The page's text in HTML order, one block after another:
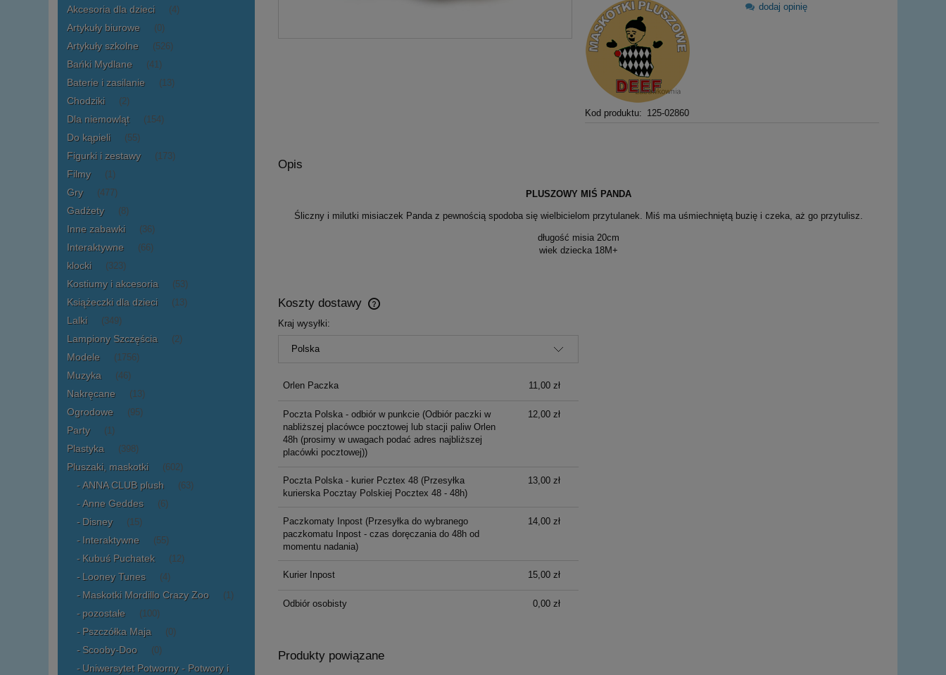
Akcesoria dla dzieci (4)
Artykuły biurowe (0)
Artykuły szkolne (526)
Bańki Mydlane (41)
Baterie i zasilanie (13)
Chodziki (2)
Dla niemowląt (154)
Do kąpieli (55)
Figurki i zestawy (173)
Filmy (1)
Gry (477)
Gadżety (8)
Inne zabawki (36)
Interaktywne (66)
klocki (323)
Kostiumy i akcesoria (53)
Książeczki dla dzieci (13)
Lalki (349)
Lampiony Szczęścia (2)
Modele (1756)
Muzyka (46)
Nakręcane (13)
Ogrodowe (95)
Party (1)
Plastyka (398)
Pluszaki, maskotki (602)
ANNA CLUB plush (63)
Anne Geddes (6)
Disney (15)
Interaktywne (55)
Kubuś Puchatek (12)
Looney Tunes (4)
Maskotki Mordillo Crazy Zoo (1)
pozostałe (100)
Pszczółka Maja (0)
Scooby-Doo (0)
Uniwersytet Potworny - Potwory i
Kod produktu: 125-02860
dodaj opinię
Opis
PLUSZOWY MIŚ PANDA
Śliczny i milutki misiaczek Panda z pewnością spodoba się wielbicielom przytulanek. Miś ma uśmiechniętą buzię i czeka, aż go przytulisz.
długość misia 20cm
wiek dziecka 18M+
Koszty dostawy
Kraj wysyłki:
Orlen Paczka 11,00 zł
Poczta Polska - odbiór w punkcie(Odbiór paczki w
nabliższej placówce pocztowej lub stacji paliw Orlen
48h (prosimy w uwagach podać adres najbliższej
placówki pocztowej))
12,00 zł
Poczta Polska - kurier Pcztex 48(Przesyłka
kurierska Pocztay Polskiej Pocztex 48 - 48h)
13,00 zł
Paczkomaty Inpost(Przesyłka do wybranego
paczkomatu Inpost - czas doręczania do 48h od
momentu nadania)
14,00 zł
Kurier Inpost 15,00 zł
Odbiór osobisty 0,00 zł
Produkty powiązane